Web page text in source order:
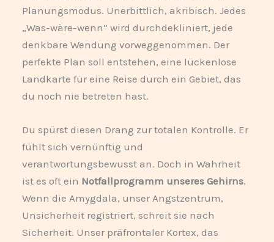
Planungsmodus. Unerbittlich, akribisch. Jedes
„Was-wäre-wenn“ wird durchdekliniert, jede
denkbare Wendung vorweggenommen. Der
perfekte Plan soll entstehen, eine lückenlose
Landkarte für eine Reise durch ein Gebiet, das
du noch nie betreten hast.
Du spürst diesen Drang zur totalen Kontrolle. Er
fühlt sich vernünftig und
verantwortungsbewusst an. Doch in Wahrheit
ist es oft ein Notfallprogramm unseres Gehirns.
Wenn die Amygdala, unser Angstzentrum,
Unsicherheit registriert, schreit sie nach
Sicherheit. Unser präfrontaler Kortex, das